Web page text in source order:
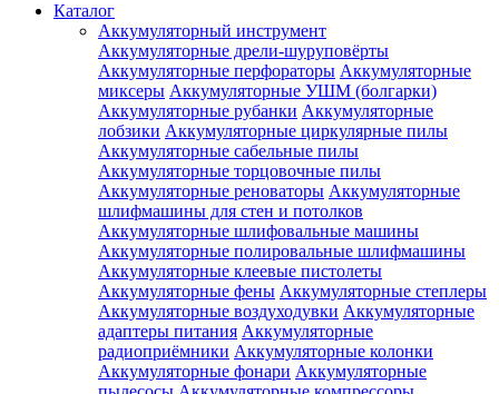
Каталог
Аккумуляторный инструмент
Аккумуляторные дрели-шуруповёрты
Аккумуляторные перфораторы Аккумуляторные
миксеры Аккумуляторные УШМ (болгарки)
Аккумуляторные рубанки Аккумуляторные
лобзики Аккумуляторные циркулярные пилы
Аккумуляторные сабельные пилы
Аккумуляторные торцовочные пилы
Аккумуляторные реноваторы Аккумуляторные
шлифмашины для стен и потолков
Аккумуляторные шлифовальные машины
Аккумуляторные полировальные шлифмашины
Аккумуляторные клеевые пистолеты
Аккумуляторные фены Аккумуляторные степлеры
Аккумуляторные воздуходувки Аккумуляторные
адаптеры питания Аккумуляторные
радиоприёмники Аккумуляторные колонки
Аккумуляторные фонари Аккумуляторные